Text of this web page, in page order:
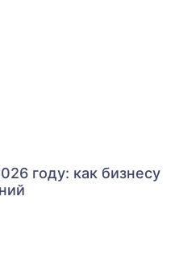
году: как бизнесу